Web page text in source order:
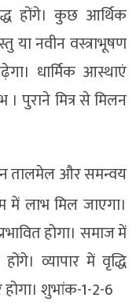
होंगे। कुछ आर्थिक
या नवीन वस्त्राभूषण
धार्मिक आस्थाएं
पुराने मित्र से मिलन
तालमेल और समन्वय
लाभ मिल जाएगा।
होगा। समाज में
व्यापार में वृद्धि
शुभांक-1-2-6